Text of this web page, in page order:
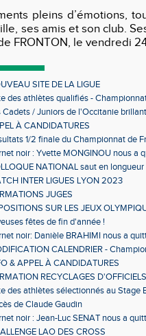
pleins d’émotions,
ses amis et son club.
FRONTON, le vendredi
SITE DE LA LIGUE
des athlètes qualifiés -
en salle
Cadets / Juniors de l'Occitanie
À CANDIDATURES
1/2 finale du Championnat de
noir : Yvette MONGINOU nous a
NATIONAL saut en
INTER LIGUES LYON 2023
JUGES
SUR LES JEUX
fêtes de fin d'année !
noir: Danièle BRAHIMI nous a
CALENDRIER -
& APPEL À CANDIDATURES
RECYCLAGES D'OFFICIELS
des athlètes sélectionnés au Stage
de Claude Gaudin
noir : Jean-Luc SENAT nous a
LAO DES CROSS